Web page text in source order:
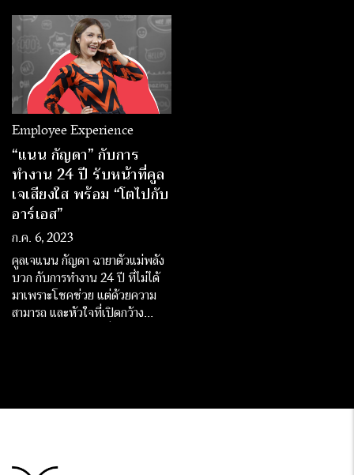
Employee Experience
“แนน กัญดา” กับการ
ทำงาน 24 ปี รับหน้าที่คูล
เจเสียงใส พร้อม “โตไปกับ
อาร์เอส”
ก.ค. 6, 2023
คูลเจแนน กัญดา ฉายาตัวแม่พลัง
บวก กับการทำงาน 24 ปี ที่ไม่ได้
มาเพราะโชคช่วย แต่ด้วยความ
สามารถ และหัวใจที่เปิดกว้าง